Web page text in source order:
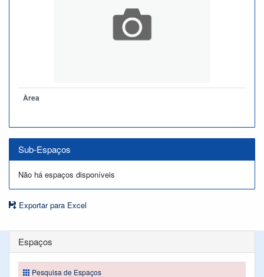
Àrea
Sub-Espaços
Não há espaços disponíveis
Exportar para Excel
Espaços
Pesquisa de Espaços